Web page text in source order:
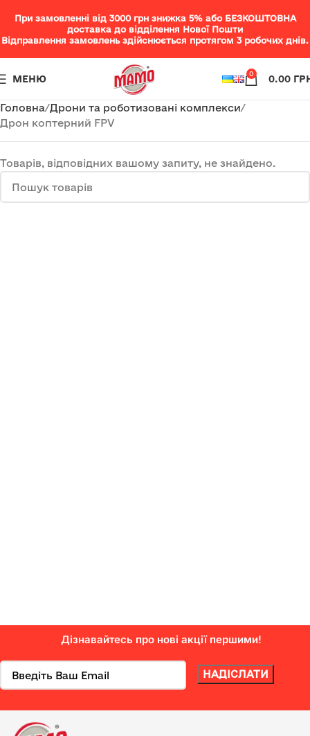
При замовленні від 3000 грн знижка 5% або БЕЗКОШТОВНА
доставка до відділення Нової Пошти
Відправлення замовлень здійснюється протягом 3 робочих днів.
МЕНЮ 0 0.00
Головна Дрони та роботизовані комплекси
Дрон коптерний FPV
Товарів, відповідних вашому запиту, не знайдено.
Дізнавайтесь про нові акції першими!